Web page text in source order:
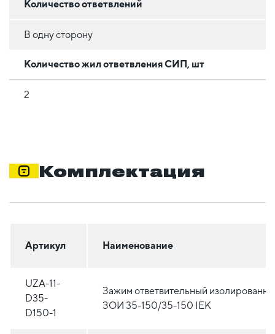
Количество ответвлений
В одну сторону
Количество жил ответвления СИП, шт
2
Комплектация
Артикул Наименование
UZA-11-
D35-
D150-1
Зажим ответвительный
ЗОИ 35-150/35-150 IEK